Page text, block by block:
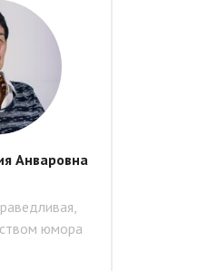
Анваровна
юмора